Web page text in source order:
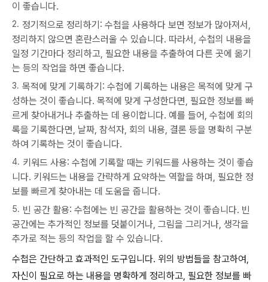
이 좋습니다.
정기적으로 정리하기: 수첩을 사용하다 보면 정보가 많아져서,
정리하지 않으면 혼란스러울 수 있습니다. 따라서, 수첩의 내용을
일정 기간마다 정리하고, 필요한 내용을 추출하여 다른 곳에 옮기
는 등의 작업을 하면 좋습니다.
목적에 맞게 기록하기: 수첩에 기록하는 내용은 목적에 맞게 구
성하는 것이 좋습니다. 목적에 맞게 구성한다면, 필요한 정보를 빠
르게 찾아내거나 추출하는 데 용이합니다. 예를 들어, 수첩에 회의
록을 기록한다면, 날짜, 참석자, 회의 내용, 결론 등을 명확히 구분
하여 기록하는 것이 좋습니다.
키워드 사용: 수첩에 기록할 때는 키워드를 사용하는 것이 좋습
니다. 키워드는 내용을 간략하게 요약하는 역할을 하며, 필요한 정
보를 빠르게 찾아내는 데 도움을 줍니다.
빈 공간 활용: 수첩에는 빈 공간을 활용하는 것이 좋습니다. 빈
공간에는 추가적인 정보를 덧붙이거나, 그림을 그리거나, 생각을
추가로 적는 등의 작업을 할 수 있습니다.
수첩은 간단하고 효과적인 도구입니다. 위의 방법들을 참고하여,
자신이 필요로 하는 내용을 명확하게 정리하고, 필요한 정보를 빠